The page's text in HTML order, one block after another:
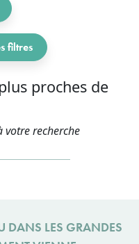
filtres
proches de
votre recherche
DANS LES GRANDES